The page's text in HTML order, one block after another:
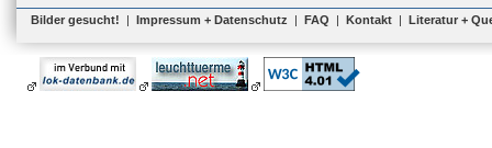
Bilder gesucht! | Impressum + Datenschutz | FAQ | Kontakt | Literatur +